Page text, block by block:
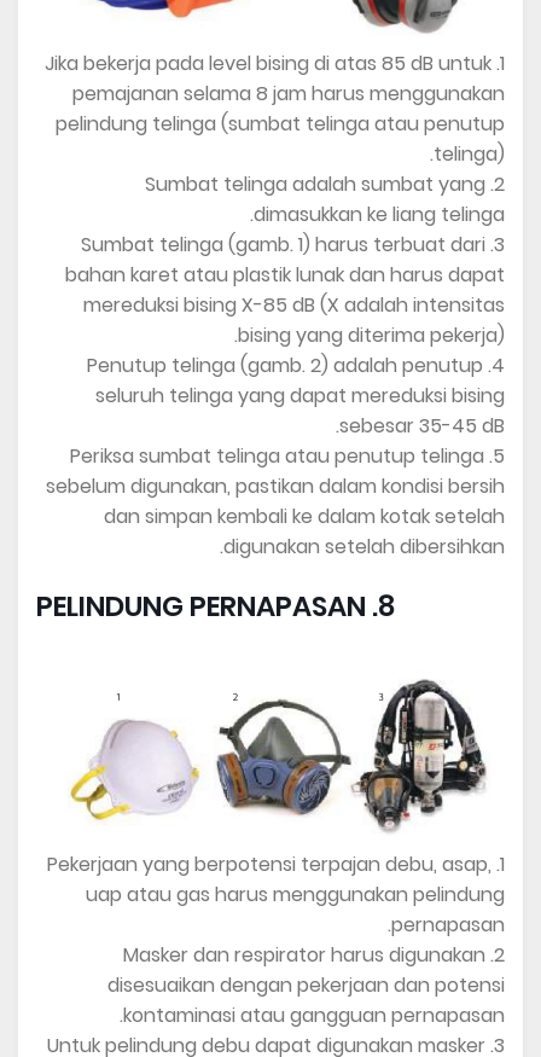
1. Jika bekerja pada level bising di atas 85 dB untuk
pemajanan selama 8 jam harus menggunakan
pelindung telinga (sumbat telinga atau penutup
telinga).
2. Sumbat telinga adalah sumbat yang
dimasukkan ke liang telinga.
3. Sumbat telinga (gamb. 1) harus terbuat dari
bahan karet atau plastik lunak dan harus dapat
mereduksi bising X-85 dB (X adalah intensitas
bising yang diterima pekerja).
4. Penutup telinga (gamb. 2) adalah penutup
seluruh telinga yang dapat mereduksi bising
sebesar 35-45 dB.
5. Periksa sumbat telinga atau penutup telinga
sebelum digunakan, pastikan dalam kondisi bersih
dan simpan kembali ke dalam kotak setelah
digunakan setelah dibersihkan.
8. PELINDUNG PERNAPASAN
1. Pekerjaan yang berpotensi terpajan debu, asap,
uap atau gas harus menggunakan pelindung
pernapasan.
2. Masker dan respirator harus digunakan
disesuaikan dengan pekerjaan dan potensi
kontaminasi atau gangguan pernapasan.
3. Untuk pelindung debu dapat digunakan masker